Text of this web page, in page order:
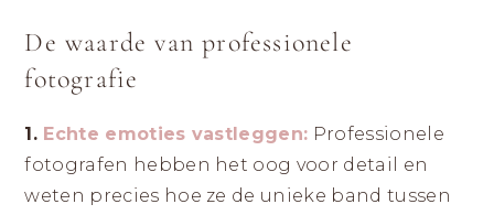
De waarde van professionele
fotografie
1. Echte emoties vastleggen: Professionele
fotografen hebben het oog voor detail en
weten precies hoe ze de unieke band tussen